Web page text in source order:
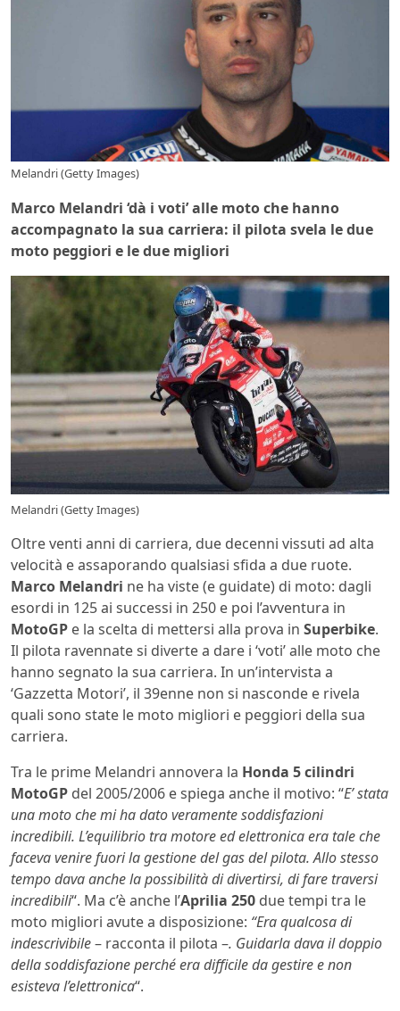
Melandri (Getty Images)
Marco Melandri ‘dà i voti’ alle moto che hanno
accompagnato la sua carriera: il pilota svela le due
moto peggiori e le due migliori
Melandri (Getty Images)
Oltre venti anni di carriera, due decenni vissuti ad alta
velocità e assaporando qualsiasi sfida a due ruote.
Marco Melandri ne ha viste (e guidate) di moto: dagli
esordi in 125 ai successi in 250 e poi l’avventura in
MotoGP e la scelta di mettersi alla prova in Superbike.
Il pilota ravennate si diverte a dare i ‘voti’ alle moto che
hanno segnato la sua carriera. In un’intervista a
‘Gazzetta Motori’, il 39enne non si nasconde e rivela
quali sono state le moto migliori e peggiori della sua
carriera.
Tra le prime Melandri annovera la Honda 5 cilindri
MotoGP del 2005/2006 e spiega anche il motivo: “E’ stata
una moto che mi ha dato veramente soddisfazioni
incredibili. L’equilibrio tra motore ed elettronica era tale che
faceva venire fuori la gestione del gas del pilota. Allo stesso
tempo dava anche la possibilità di divertirsi, di fare traversi
incredibili“. Ma c’è anche l’Aprilia 250 due tempi tra le
moto migliori avute a disposizione: “Era qualcosa di
indescrivibile– racconta il pilota –. Guidarla dava il doppio
della soddisfazione perché era difficile da gestire e non
esisteva l’elettronica“.